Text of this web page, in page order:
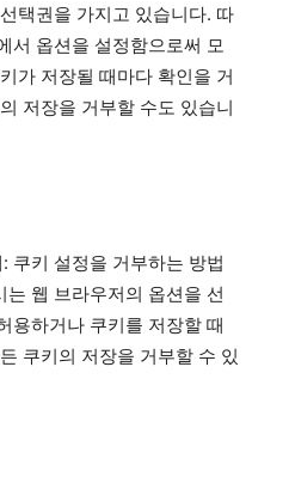
택권을 가지고 있습니다. 따
서 옵션을 설정함으로써 모
가 저장될 때마다 확인을 거
저장을 거부할 수도 있습니
쿠키 설정을 거부하는 방법
웹 브라우저의 옵션을 선
용하거나 쿠키를 저장할 때
쿠키의 저장을 거부할 수 있